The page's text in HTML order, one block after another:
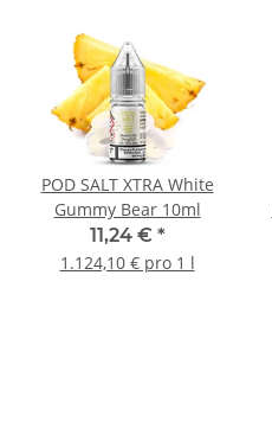
POD SALT XTRA White
Gummy Bear 10ml
11,24 € *
1.124,10 € pro 1 l